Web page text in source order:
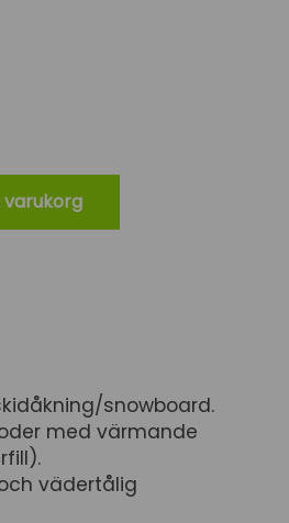
varukorg
snowboard.
med värmande
vädertålig